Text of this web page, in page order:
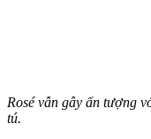
Rosé vẫn gây ấn tượng
tú.